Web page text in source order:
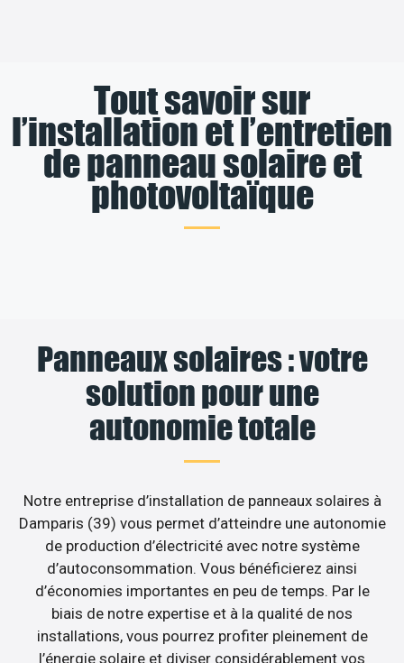
Tout savoir sur
l’installation et l’entretien
de panneau solaire et
photovoltaïque
Panneaux solaires : votre
solution pour une
autonomie totale
Notre entreprise d’installation de panneaux solaires à
Damparis (39) vous permet d’atteindre une autonomie
de production d’électricité avec notre système
d’autoconsommation. Vous bénéficierez ainsi
d’économies importantes en peu de temps. Par le
biais de notre expertise et à la qualité de nos
installations, vous pourrez profiter pleinement de
l’énergie solaire et diviser considérablement vos